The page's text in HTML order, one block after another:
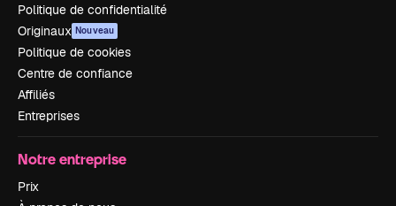
Politique de confidentialité
Originaux Nouveau
Politique de cookies
Centre de confiance
Affiliés
Entreprises
Notre entreprise
Prix